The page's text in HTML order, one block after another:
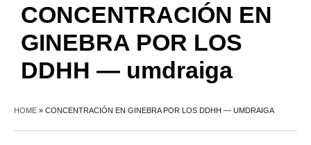
CONCENTRACIÓN EN
GINEBRA POR LOS
DDHH — umdraiga
HOME » CONCENTRACIÓN EN GINEBRA POR LOS DDHH — UMDRAIGA